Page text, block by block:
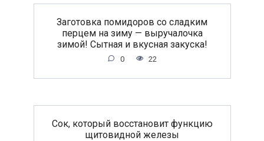
Заготовка помидоров со сладким
перцем на зиму — выручалочка
зимой! Сытная и вкусная закуска!
0 22
Сок, который восстановит функцию
щитовидной железы